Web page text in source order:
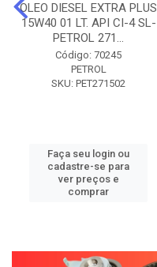
OLEO DIESEL EXTRA PLUS
15W40 01 LT. API CI-4 SL-
PETROL 271...
Código: 70245
PETROL
SKU: PET271502
Faça seu login ou
cadastre-se para
ver preços e
comprar